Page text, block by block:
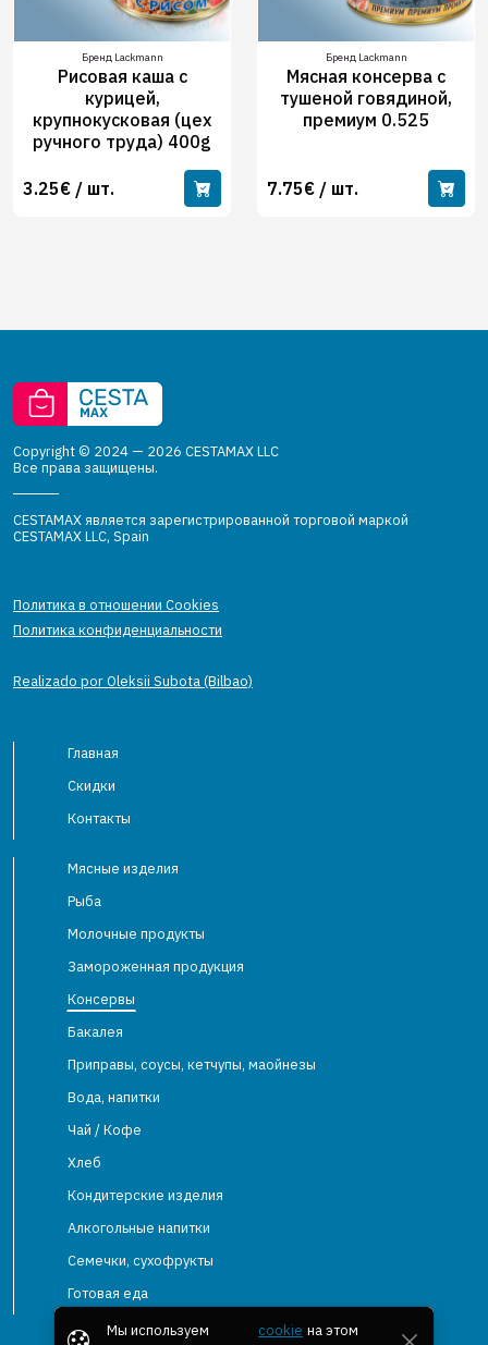
Мы используем
cookie на этом
Бренд Lackmann
Рисовая каша с
курицей,
крупнокусковая (цех
ручного труда) 400g
3.25€ / шт.
Бренд Lackmann
Мясная консерва с
тушеной говядиной,
премиум 0.525
7.75€ / шт.
Copyright © 2024 — 2026 CESTAMAX LLC
Все права защищены.
CESTAMAX является зарегистрированной торговой маркой
CESTAMAX LLC, Spain
Политика в отношении Cookies
Политика конфиденциальности
Realizado por Oleksii Subota (Bilbao)
Главная
Скидки
Контакты
Мясные изделия
Рыба
Молочные продукты
Замороженная продукция
Консервы
Бакалея
Приправы, соусы, кетчупы, маойнезы
Вода, напитки
Чай / Кофе
Хлеб
Кондитерские изделия
Алкогольные напитки
Семечки, сухофрукты
Готовая еда